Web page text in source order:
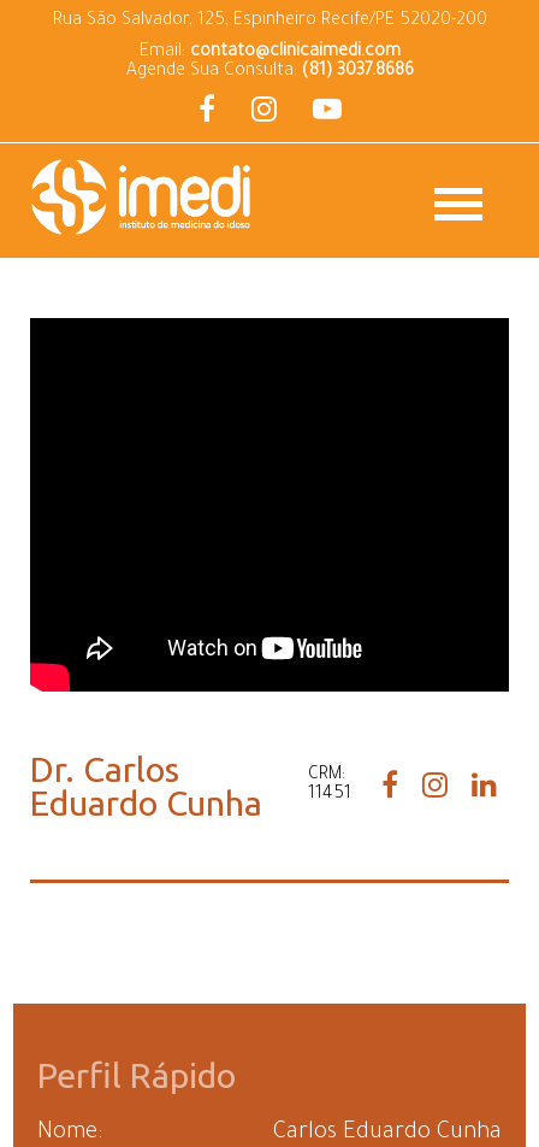
Rua São Salvador, 125, Espinheiro Recife/PE 52020-200
Email: contato@clinicaimedi.com
Agende Sua Consulta: (81) 3037.8686
Dr. Carlos
Eduardo Cunha
CRM:
11451
Perfil Rápido
Nome:
Carlos Eduardo Cunha